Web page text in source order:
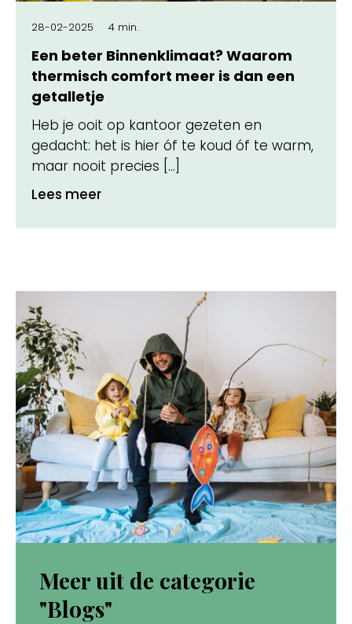
28-02-2025 4 min.
Een beter Binnenklimaat? Waarom
thermisch comfort meer is dan een
getalletje
Heb je ooit op kantoor gezeten en
gedacht: het is hier óf te koud óf te warm,
maar nooit precies […]
Lees meer
Meer uit de categorie
"Blogs"